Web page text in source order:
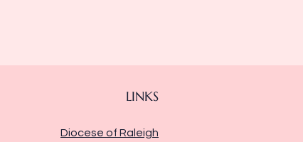
LINKS
Diocese of Raleigh